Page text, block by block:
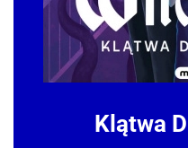
Klątwa